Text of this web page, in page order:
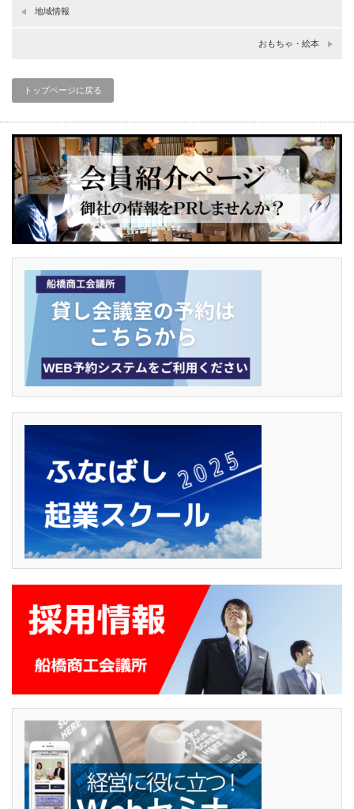
地域情報
おもちゃ・絵本
トップページに戻る